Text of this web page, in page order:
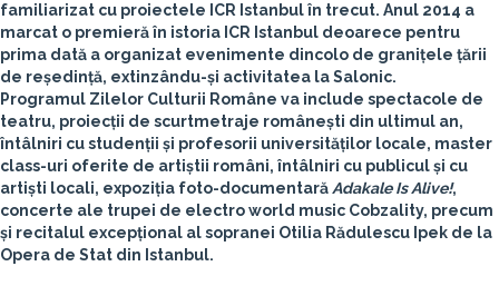
familiarizat cu proiectele ICR Istanbul în trecut. Anul 2014 a
marcat o premieră în istoria ICR Istanbul deoarece pentru
prima dată a organizat evenimente dincolo de granițele țării
de reședință, extinzându-și activitatea la Salonic.
Programul Zilelor Culturii Române va include spectacole de
teatru, proiecții de scurtmetraje românești din ultimul an,
întâlniri cu studenții și profesorii universităților locale, master
class-uri oferite de artiștii români, întâlniri cu publicul și cu
artiști locali, expoziția foto-documentară Adakale Is Alive!,
concerte ale trupei de electro world music Cobzality, precum
și recitalul excepțional al sopranei Otilia Rădulescu Ipek de la
Opera de Stat din Istanbul.